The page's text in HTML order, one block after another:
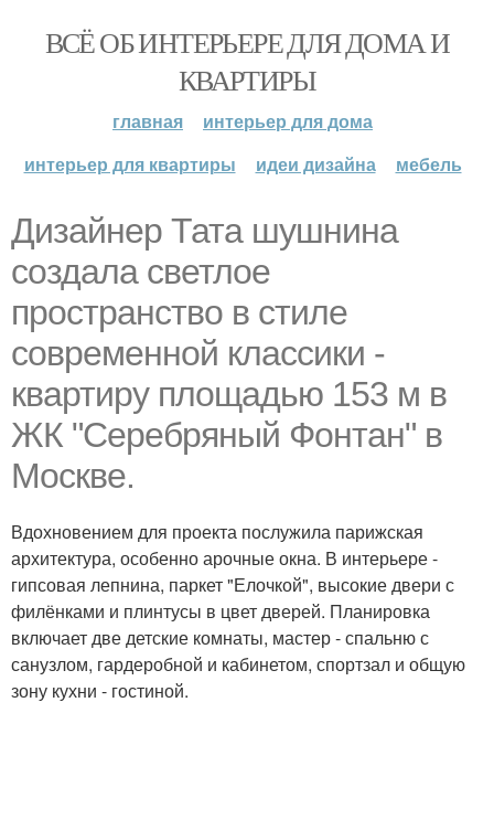
ВСЁ ОБ ИНТЕРЬЕРЕ ДЛЯ ДОМА И
КВАРТИРЫ
главная
интерьер для дома
интерьер для квартиры
идеи дизайна мебель
Дизайнер Тата шушнина
создала светлое
пространство в стиле
современной классики -
квартиру площадью 153 м в
ЖК "Серебряный Фонтан" в
Москве.
Вдохновением для проекта послужила парижская
архитектура, особенно арочные окна. В интерьере -
гипсовая лепнина, паркет "Елочкой", высокие двери с
филёнками и плинтусы в цвет дверей. Планировка
включает две детские комнаты, мастер - спальню с
санузлом, гардеробной и кабинетом, спортзал и общую
зону кухни - гостиной.